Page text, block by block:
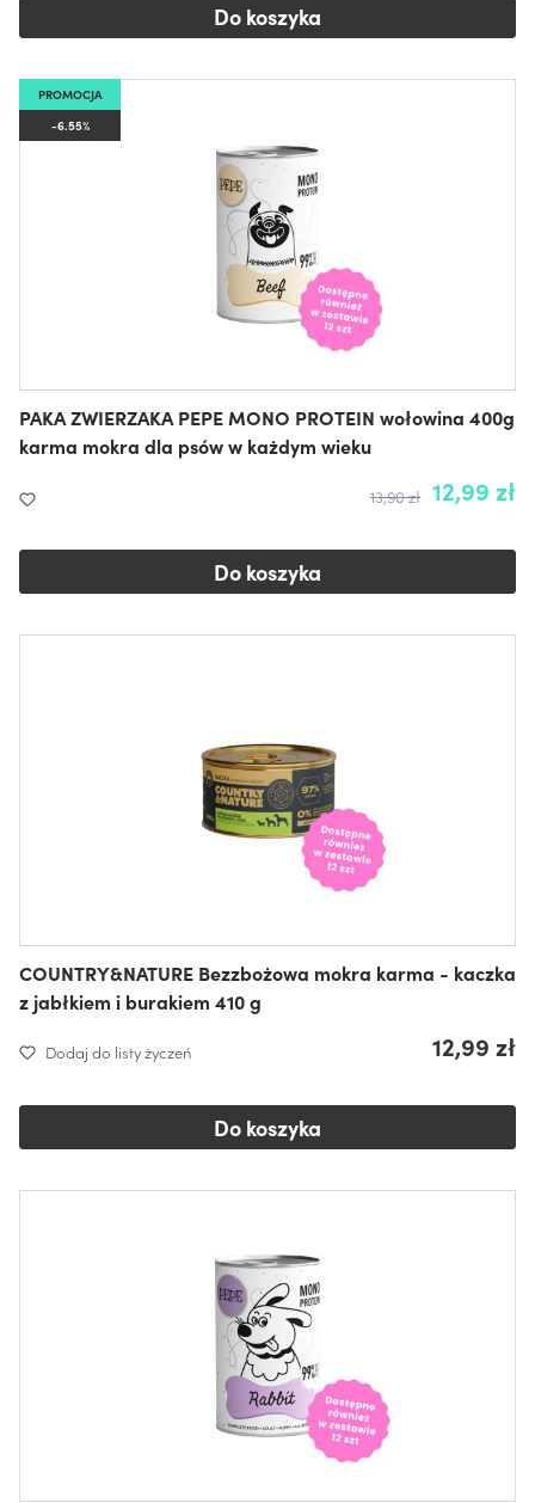
Do koszyka
PROMOCJA
-6.55%
PAKA ZWIERZAKA PEPE MONO PROTEIN wołowina 400g
karma mokra dla psów w każdym wieku
12,99 zł
13,90 zł
Do koszyka
COUNTRY&NATURE Bezzbożowa mokra karma - kaczka
z jabłkiem i burakiem 410 g
Dodaj do listy życzeń 12,99 zł
Do koszyka